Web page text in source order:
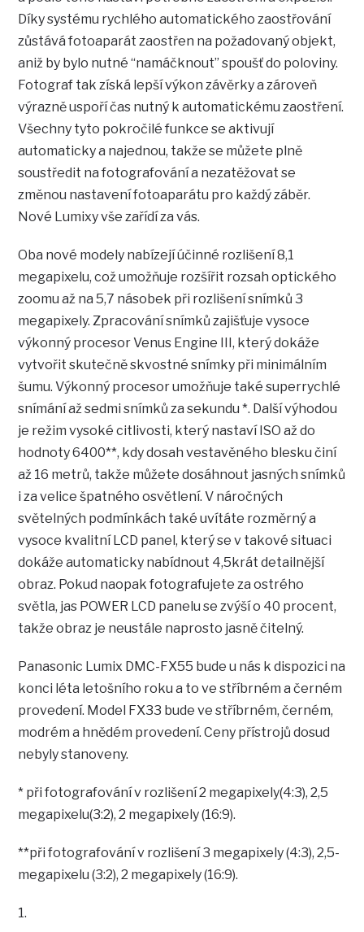
Díky systému rychlého automatického zaostřování
zůstává fotoaparát zaostřen na požadovaný objekt,
aniž by bylo nutné “namáčknout” spoušť do poloviny.
Fotograf tak získá lepší výkon závěrky a zároveň
výrazně uspoří čas nutný k automatickému zaostření.
Všechny tyto pokročilé funkce se aktivují
automaticky a najednou, takže se můžete plně
soustředit na fotografování a nezatěžovat se
změnou nastavení fotoaparátu pro každý záběr.
Nové Lumixy vše zařídí za vás.
Oba nové modely nabízejí účinné rozlišení 8,1
megapixelu, což umožňuje rozšířit rozsah optického
zoomu až na 5,7 násobek při rozlišení snímků 3
megapixely. Zpracování snímků zajišťuje vysoce
výkonný procesor Venus Engine III, který dokáže
vytvořit skutečně skvostné snímky při minimálním
šumu. Výkonný procesor umožňuje také superrychlé
snímání až sedmi snímků za sekundu *. Další výhodou
je režim vysoké citlivosti, který nastaví ISO až do
hodnoty 6400**, kdy dosah vestavěného blesku činí
až 16 metrů, takže můžete dosáhnout jasných snímků
i za velice špatného osvětlení. V náročných
světelných podmínkách také uvítáte rozměrný a
vysoce kvalitní LCD panel, který se v takové situaci
dokáže automaticky nabídnout 4,5krát detailnější
obraz. Pokud naopak fotografujete za ostrého
světla, jas POWER LCD panelu se zvýší o 40 procent,
takže obraz je neustále naprosto jasně čitelný.
Panasonic Lumix DMC-FX55 bude u nás k dispozici na
konci léta letošního roku a to ve stříbrném a černém
provedení. Model FX33 bude ve stříbrném, černém,
modrém a hnědém provedení. Ceny přístrojů dosud
nebyly stanoveny.
* při fotografování v rozlišení 2 megapixely(4:3), 2,5
megapixelu(3:2), 2 megapixely (16:9).
**při fotografování v rozlišení 3 megapixely (4:3), 2,5-
megapixelu (3:2), 2 megapixely (16:9).
1.